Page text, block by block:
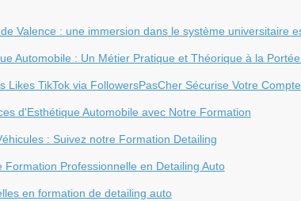
Valence : une immersion dans le système universitaire
Automobile : Un Métier Pratique et Théorique à la
Likes TikTok via FollowersPasCher Sécurise Votre Compte
d'Esthétique Automobile avec Notre Formation
: Suivez notre Formation Detailing
Formation Professionnelle en Detailing Auto
en formation de detailing auto